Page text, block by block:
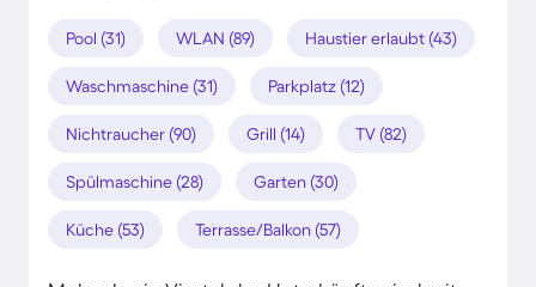
Pool (31) WLAN (89) Haustier erlaubt (43)
Waschmaschine (31) Parkplatz (12)
Nichtraucher (90) Grill (14) TV (82)
Spülmaschine (28) Garten (30)
Küche (53) Terrasse/Balkon (57)